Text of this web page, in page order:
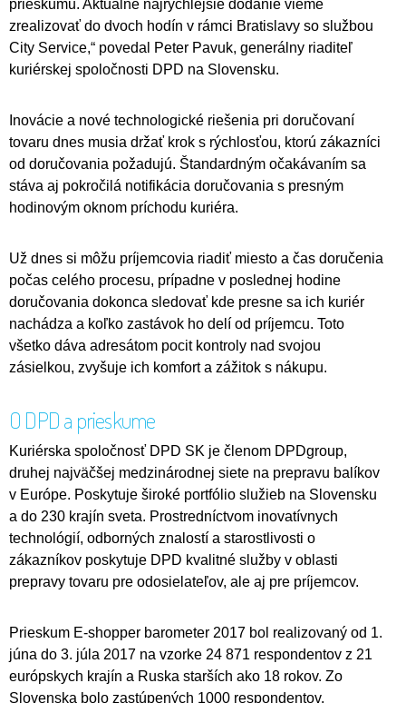
prieskumu. Aktuálne najrýchlejšie dodanie vieme
zrealizovať do dvoch hodín v rámci Bratislavy so službou
City Service,“ povedal Peter Pavuk, generálny riaditeľ
kuriérskej spoločnosti DPD na Slovensku.
Inovácie a nové technologické riešenia pri doručovaní
tovaru dnes musia držať krok s rýchlosťou, ktorú zákazníci
od doručovania požadujú. Štandardným očakávaním sa
stáva aj pokročilá notifikácia doručovania s presným
hodinovým oknom príchodu kuriéra.
Už dnes si môžu príjemcovia riadiť miesto a čas doručenia
počas celého procesu, prípadne v poslednej hodine
doručovania dokonca sledovať kde presne sa ich kuriér
nachádza a koľko zastávok ho delí od príjemcu. Toto
všetko dáva adresátom pocit kontroly nad svojou
zásielkou, zvyšuje ich komfort a zážitok s nákupu.
O DPD a prieskume
Kuriérska spoločnosť DPD SK je členom DPDgroup,
druhej najväčšej medzinárodnej siete na prepravu balíkov
v Európe. Poskytuje široké portfólio služieb na Slovensku
a do 230 krajín sveta. Prostredníctvom inovatívnych
technológií, odborných znalostí a starostlivosti o
zákazníkov poskytuje DPD kvalitné služby v oblasti
prepravy tovaru pre odosielateľov, ale aj pre príjemcov.
Prieskum E-shopper barometer 2017 bol realizovaný od 1.
júna do 3. júla 2017 na vzorke 24 871 respondentov z 21
európskych krajín a Ruska starších ako 18 rokov. Zo
Slovenska bolo zastúpených 1000 respondentov.